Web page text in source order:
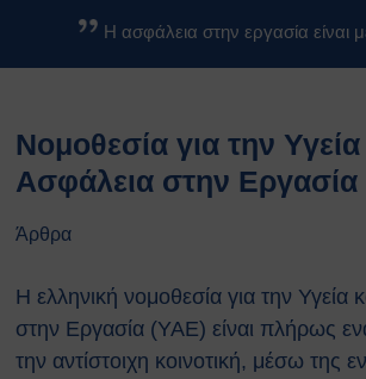
Βασικοί
«Δ»
Κανονισμός
Διαδικασίες
Η ασφάλεια στην εργασία είναι
Νομοθεσία για την Υγεία
Ασφάλεια στην
Άρθρα
Η ελληνική νομοθεσία για την Υγεία
στην Εργασία (ΥΑΕ) είναι πλήρως
την αντίστοιχη κοινοτική, μέσω της